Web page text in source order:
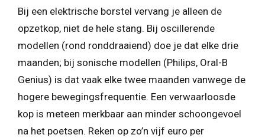
Bij een elektrische borstel vervang je alleen de
opzetkop, niet de hele stang. Bij oscillerende
modellen (rond ronddraaiend) doe je dat elke drie
maanden; bij sonische modellen (Philips, Oral-B
Genius) is dat vaak elke twee maanden vanwege de
hogere bewegingsfrequentie. Een verwaarloosde
kop is meteen merkbaar aan minder schoongevoel
na het poetsen. Reken op zo’n vijf euro per